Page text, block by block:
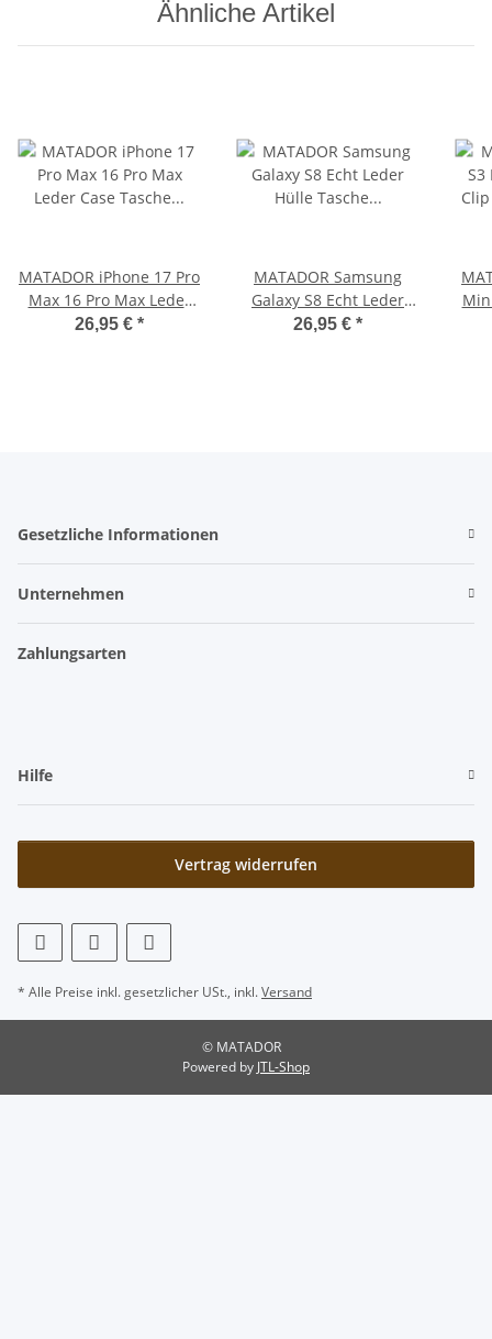
Ähnliche Artikel
MATADOR iPhone 17 Pro
Max 16 Pro Max Leder
Case Tasche Schwarz
26,95 € *
MATADOR Samsung
Galaxy S8 Echt Leder
Hülle Tasche Quer
26,95 € *
Gesetzliche Informationen
Unternehmen
Zahlungsarten
Hilfe
Vertrag widerrufen
* Alle Preise inkl. gesetzlicher USt., inkl.Versand
© MATADOR
Powered by JTL-Shop